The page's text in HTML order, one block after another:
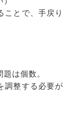
ことで、手戻り
は個数。
調整する必要が